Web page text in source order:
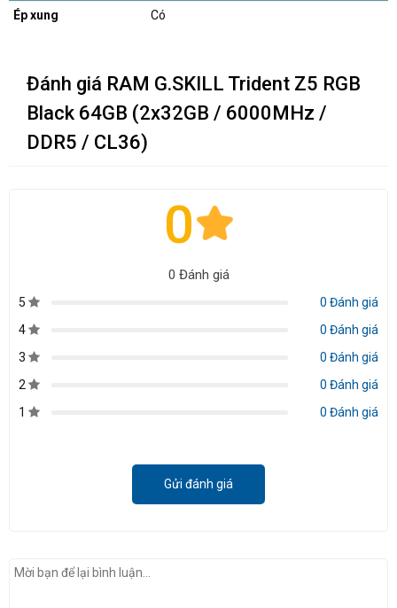
Ép xung
Có
Đánh giá RAM G.SKILL Trident Z5 RGB
Black 64GB (2x32GB / 6000MHz /
DDR5 / CL36)
0
0 Đánh giá
5
0 Đánh giá
4
0 Đánh giá
3
0 Đánh giá
2
0 Đánh giá
1
0 Đánh giá
Gửi đánh giá